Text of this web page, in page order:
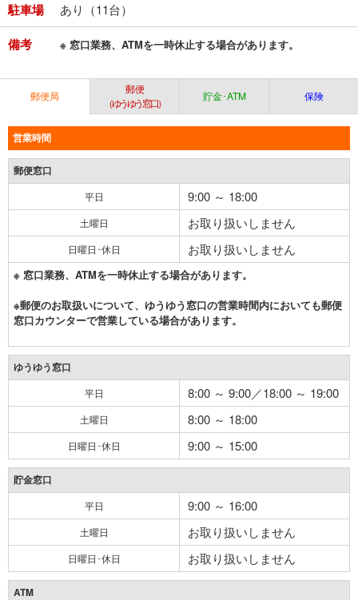
駐車場 あり（11台）
備考 ※ 窓口業務、ATMを一時休止する場合があります。
郵便局
郵便
（ゆうゆう窓口）
貯金･ATM 保険
営業時間
郵便窓口
平日 9:00 ～ 18:00
土曜日 お取り扱いしません
日曜日･休日 お取り扱いしません
※ 窓口業務、ATMを一時休止する場合があります。
※郵便のお取扱いについて、ゆうゆう窓口の営業時間内においても郵便
窓口カウンターで営業している場合があります。
ゆうゆう窓口
平日 8:00 ～ 9:00／18:00 ～ 19:00
土曜日 8:00 ～ 18:00
日曜日･休日 9:00 ～ 15:00
貯金窓口
平日 9:00 ～ 16:00
土曜日 お取り扱いしません
日曜日･休日 お取り扱いしません
ATM